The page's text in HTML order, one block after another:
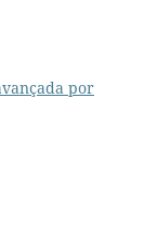
por